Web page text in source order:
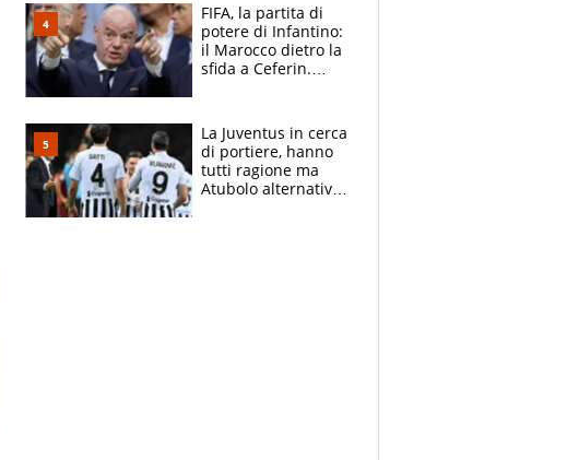
FIFA, la partita di
potere di Infantino:
il Marocco dietro la
sfida a Ceferin.
squadre, l’ira di Figo
La Juventus in cerca
di portiere, hanno
tutti ragione ma
Atubolo alternativa